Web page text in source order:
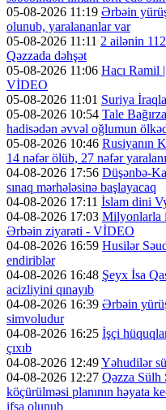
05-08-2026 11:19 Ərbəin
olunub, yaralananlar var
05-08-2026 11:11 2 ailənin
Qəzzada dəhşət
05-08-2026 11:06 Hacı Ramil
VİDEO
05-08-2026 11:01 Suriya
05-08-2026 10:54 Tale
hadisədən əvvəl oğlumun
05-08-2026 10:46 Rusiyanın
14 nəfər ölüb, 27 nəfər
04-08-2026 17:56 Düşənbə-
sınaq mərhələsinə başlayacaq
04-08-2026 17:11 İslam dini
04-08-2026 17:03 Milyonlarla
Ərbəin ziyarəti - VİDEO
04-08-2026 16:59 Husilər
endiriblər
04-08-2026 16:48 Şeyx İsa
acizliyini qınayıb
04-08-2026 16:39 Ərbəin
simvoludur
04-08-2026 16:25 İşçi
çıxıb
04-08-2026 12:49Yəhudilər
04-08-2026 12:27 Qəzza Sülh
köçürülməsi planının həyata
ifşa olunub